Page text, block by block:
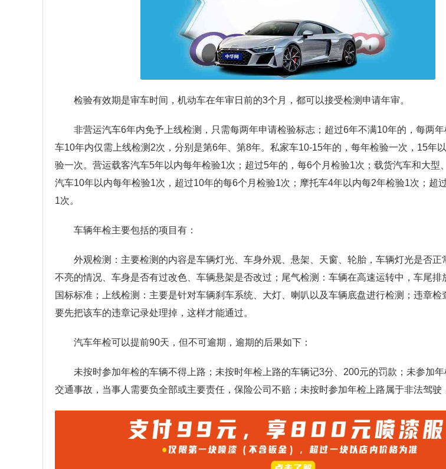
检验有效期是审车时间，机动车在年审日前的3个月，都可以接受检测申请年审。
非营运汽车6年内免予上线检测，只需每两年申请检验标志；超过6年不满10年的，每两
车10年内仅需上线检测2次，分别是第6年、第8年。私家车10-15年的，每年检验一次，15年
验一次。营运载客汽车5年以内每年检验1次；超过5年的，每6个月检验1次；载货汽车和大型
汽车10年以内每年检验1次，超过10年的每6个月检验1次；摩托车4年以内每2年检验1次；超
1次。
车辆年检主要包括的项目有：
外观检测：主要检测的内容是车辆灯光、车身外观、悬架、天窗、轮胎，车辆灯光是否正
不亮的情况、车身是否有过改色、车辆悬架是否改过；尾气检测：车辆在高速运转中，车尾排
国标标准；上线检测：主要是针对车辆刹车系统、大灯、喇叭以及车辆底盘进行检测；违章检
要先把该车的违章记录处理掉，这样才能通过。
汽车年检可以提前90天，但不可逾期，逾期的后果如下：
未按时参加年检的车辆不得上路；未按时年检上路的车辆记3分、200元的罚款；未参加
交通事故，当事人需要负全部或主要责任，保险公司不赔；未按时参加年检上路属于非法驾驶